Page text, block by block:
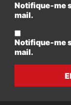
Notifique-me
mail.
Notifique-me
mail.